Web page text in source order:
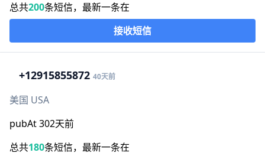
总共200条短信，最新一条在
接收短信
+12915855872 40天前
美国 USA
pubAt 302天前
总共180条短信，最新一条在